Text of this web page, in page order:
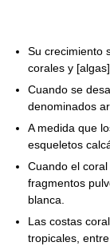
Su crecimiento
corales y
Cuando se
denominados
A medida que
esqueletos
Cuando el
fragmentos
blanca.
Las costas
tropicales,